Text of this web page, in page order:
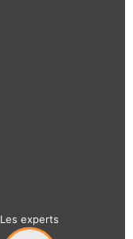
Les experts